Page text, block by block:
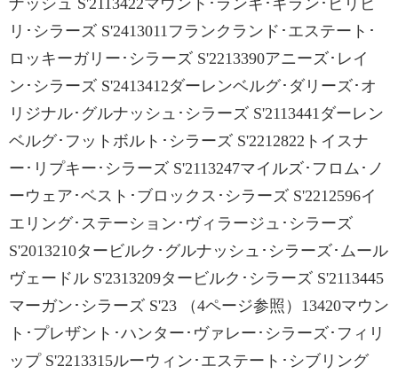
ナッシュ S'2113422マウント･ランギ･ギラン･ビリビ
リ･シラーズ S'2413011フランクランド･エステート･
ロッキーガリー･シラーズ S'2213390アニーズ･レイ
ン･シラーズ S'2413412ダーレンベルグ･ダリーズ･オ
リジナル･グルナッシュ･シラーズ S'2113441ダーレン
ベルグ･フットボルト･シラーズ S'2212822トイスナ
ー･リプキー･シラーズ S'2113247マイルズ･フロム･ノ
ーウェア･ベスト･ブロックス･シラーズ S'2212596イ
エリング･ステーション･ヴィラージュ･シラーズ
S'2013210タービルク･グルナッシュ･シラーズ･ムール
ヴェードル S'2313209タービルク･シラーズ S'2113445
マーガン･シラーズ S'23 （4ページ参照）13420マウン
ト･プレザント･ハンター･ヴァレー･シラーズ･フィリ
ップ S'2213315ルーウィン･エステート･シブリング